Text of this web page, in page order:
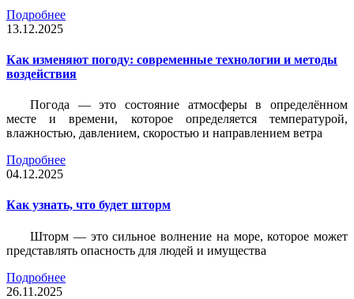
Подробнее
13.12.2025
Как изменяют погоду: современные технологии и методы
воздействия
Погода — это состояние атмосферы в определённом
месте и времени, которое определяется температурой,
влажностью, давлением, скоростью и направлением ветра
Подробнее
04.12.2025
Как узнать, что будет шторм
Шторм — это сильное волнение на море, которое может
представлять опасность для людей и имущества
Подробнее
26.11.2025